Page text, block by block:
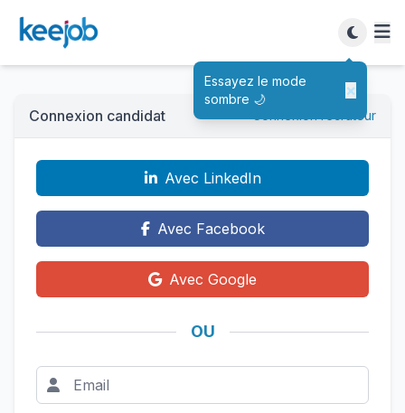
Essayez le mode
sombre 🌙
×
Connexion candidat Connexion recruteur
Avec LinkedIn
Avec Facebook
Avec Google
OU